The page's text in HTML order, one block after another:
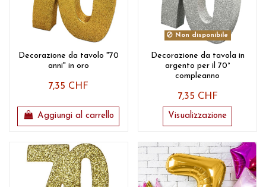
Decorazione da tavolo "70
anni" in oro
7,35 CHF
Aggiungi al carrello
Non disponibile
Decorazione da tavola in
argento per il 70°
compleanno
7,35 CHF
Visualizzazione